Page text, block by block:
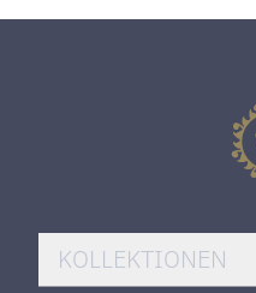
KOLLEKTIONEN